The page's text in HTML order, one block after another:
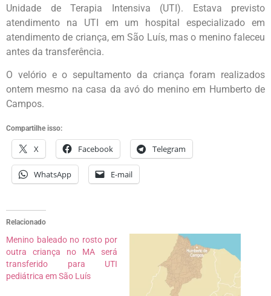
Unidade de Terapia Intensiva (UTI). Estava previsto
atendimento na UTI em um hospital especializado em
atendimento de criança, em São Luís, mas o menino faleceu
antes da transferência.
O velório e o sepultamento da criança foram realizados
ontem mesmo na casa da avó do menino em Humberto de
Campos.
Compartilhe isso:
X Facebook Telegram
WhatsApp E-mail
Relacionado
Menino baleado no rosto por
outra criança no MA será
transferido para UTI
pediátrica em São Luís